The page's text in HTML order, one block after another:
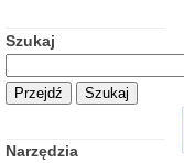
Szukaj
Narzędzia